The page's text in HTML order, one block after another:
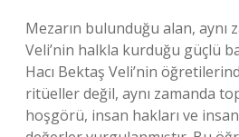
Mezarın bulunduğu alan, aynı
Veli’nin halkla kurduğu güçlü
Hacı Bektaş Veli’nin
ritüeller değil, aynı zamanda
hoşgörü, insan hakları ve